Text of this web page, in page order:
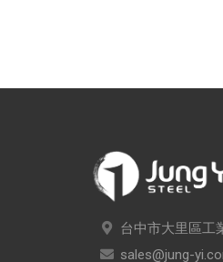
台中市大里區工
sales@jung-